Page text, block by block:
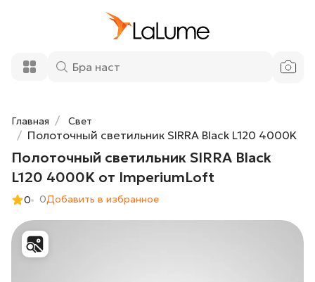
Главная Свет
Полоточный светильник SIRRA Black L120 4000K
Полоточный светильник SIRRA Black
L120 4000K от ImperiumLoft
0 0Добавить в избранное
L120 4000K от ImperiumLoft